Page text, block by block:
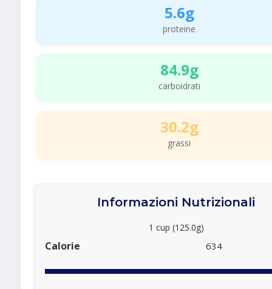
5.6g
proteine
84.9g
carboidrati
30.2g
grassi
Informazioni Nutrizionali
1 cup (125.0g)
Calorie 634